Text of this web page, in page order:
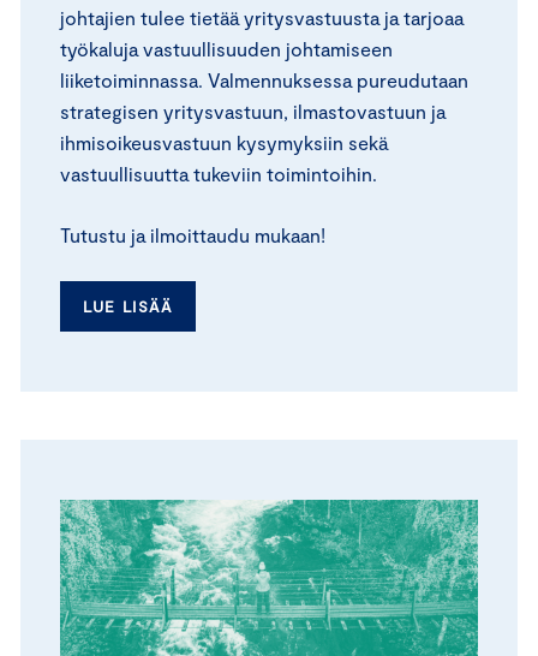
johtajien tulee tietää yritysvastuusta ja tarjoaa
työkaluja vastuullisuuden johtamiseen
liiketoiminnassa. Valmennuksessa pureudutaan
strategisen yritysvastuun, ilmastovastuun ja
ihmisoikeusvastuun kysymyksiin sekä
vastuullisuutta tukeviin toimintoihin.
Tutustu ja ilmoittaudu mukaan!
LUE LISÄÄ